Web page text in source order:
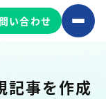
い合わせ
記事を作成